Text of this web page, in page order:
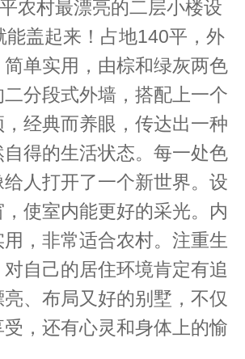
农村最漂亮的二层小楼设
能盖起来！占地140平，外
单实用，由棕和绿灰两色
分段式外墙，搭配上一个
经典而养眼，传达出一种
自得的生活状态。每一处色
人打开了一个新世界。设
使室内能更好的采光。内
，非常适合农村。注重生
自己的居住环境肯定有追
、布局又好的别墅，不仅
，还有心灵和身体上的愉